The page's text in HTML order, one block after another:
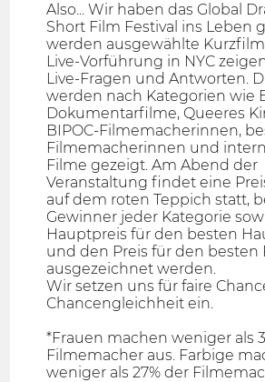
Also... Wir haben das Global
Short Film Festival ins Leben
werden ausgewählte
Live-Vorführung in NYC
Live-Fragen und Antworten.
werden nach Kategorien wie
Dokumentarfilme, Queeres
BIPOC-Filmemacherinnen,
Filmemacherinnen und
Filme gezeigt. Am Abend der
Veranstaltung findet eine
auf dem roten Teppich statt,
Gewinner jeder Kategorie
Hauptpreis für den besten
und den Preis für den besten
ausgezeichnet werden.
Wir setzen uns für faire
Chancengleichheit ein.
*Frauen machen weniger als
Filmemacher aus. Farbige
weniger als 27% der